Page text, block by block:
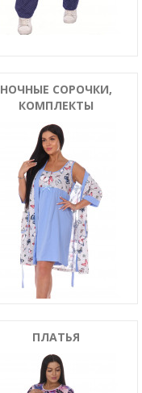
НОЧНЫЕ СОРОЧКИ,
КОМПЛЕКТЫ
ПЛАТЬЯ